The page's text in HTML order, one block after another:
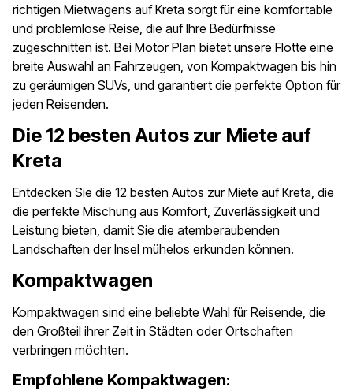
richtigen Mietwagens auf Kreta sorgt für eine komfortable
und problemlose Reise, die auf Ihre Bedürfnisse
zugeschnitten ist. Bei Motor Plan bietet unsere Flotte eine
breite Auswahl an Fahrzeugen, von Kompaktwagen bis hin
zu geräumigen SUVs, und garantiert die perfekte Option für
jeden Reisenden.
Die 12 besten Autos zur Miete auf
Kreta
Entdecken Sie die 12 besten Autos zur Miete auf Kreta, die
die perfekte Mischung aus Komfort, Zuverlässigkeit und
Leistung bieten, damit Sie die atemberaubenden
Landschaften der Insel mühelos erkunden können.
Kompaktwagen
Kompaktwagen sind eine beliebte Wahl für Reisende, die
den Großteil ihrer Zeit in Städten oder Ortschaften
verbringen möchten.
Empfohlene Kompaktwagen: